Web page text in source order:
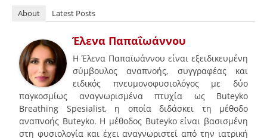
About Latest Posts
Έλενα Παπαΐωάννου
Η Έλενα Παπαϊωάννου είναι εξειδικευμένη
σύμβουλος αναπνοής, συγγραφέας και
ειδικός πνευμονοφυσιολόγος με δύο
παγκοσμίως αναγνωρισμένα πτυχία ως Buteyko
Breathing Spesialist, η οποία διδάσκει τη μέθοδο
αναπνοής Buteyko. Η μέθοδος Buteyko είναι βασισμένη
στη φυσιολογία και έχει αναγνωριστεί από την ιατρική